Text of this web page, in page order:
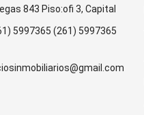
843 Piso:ofi 3, Capital
5997365 (261) 5997365